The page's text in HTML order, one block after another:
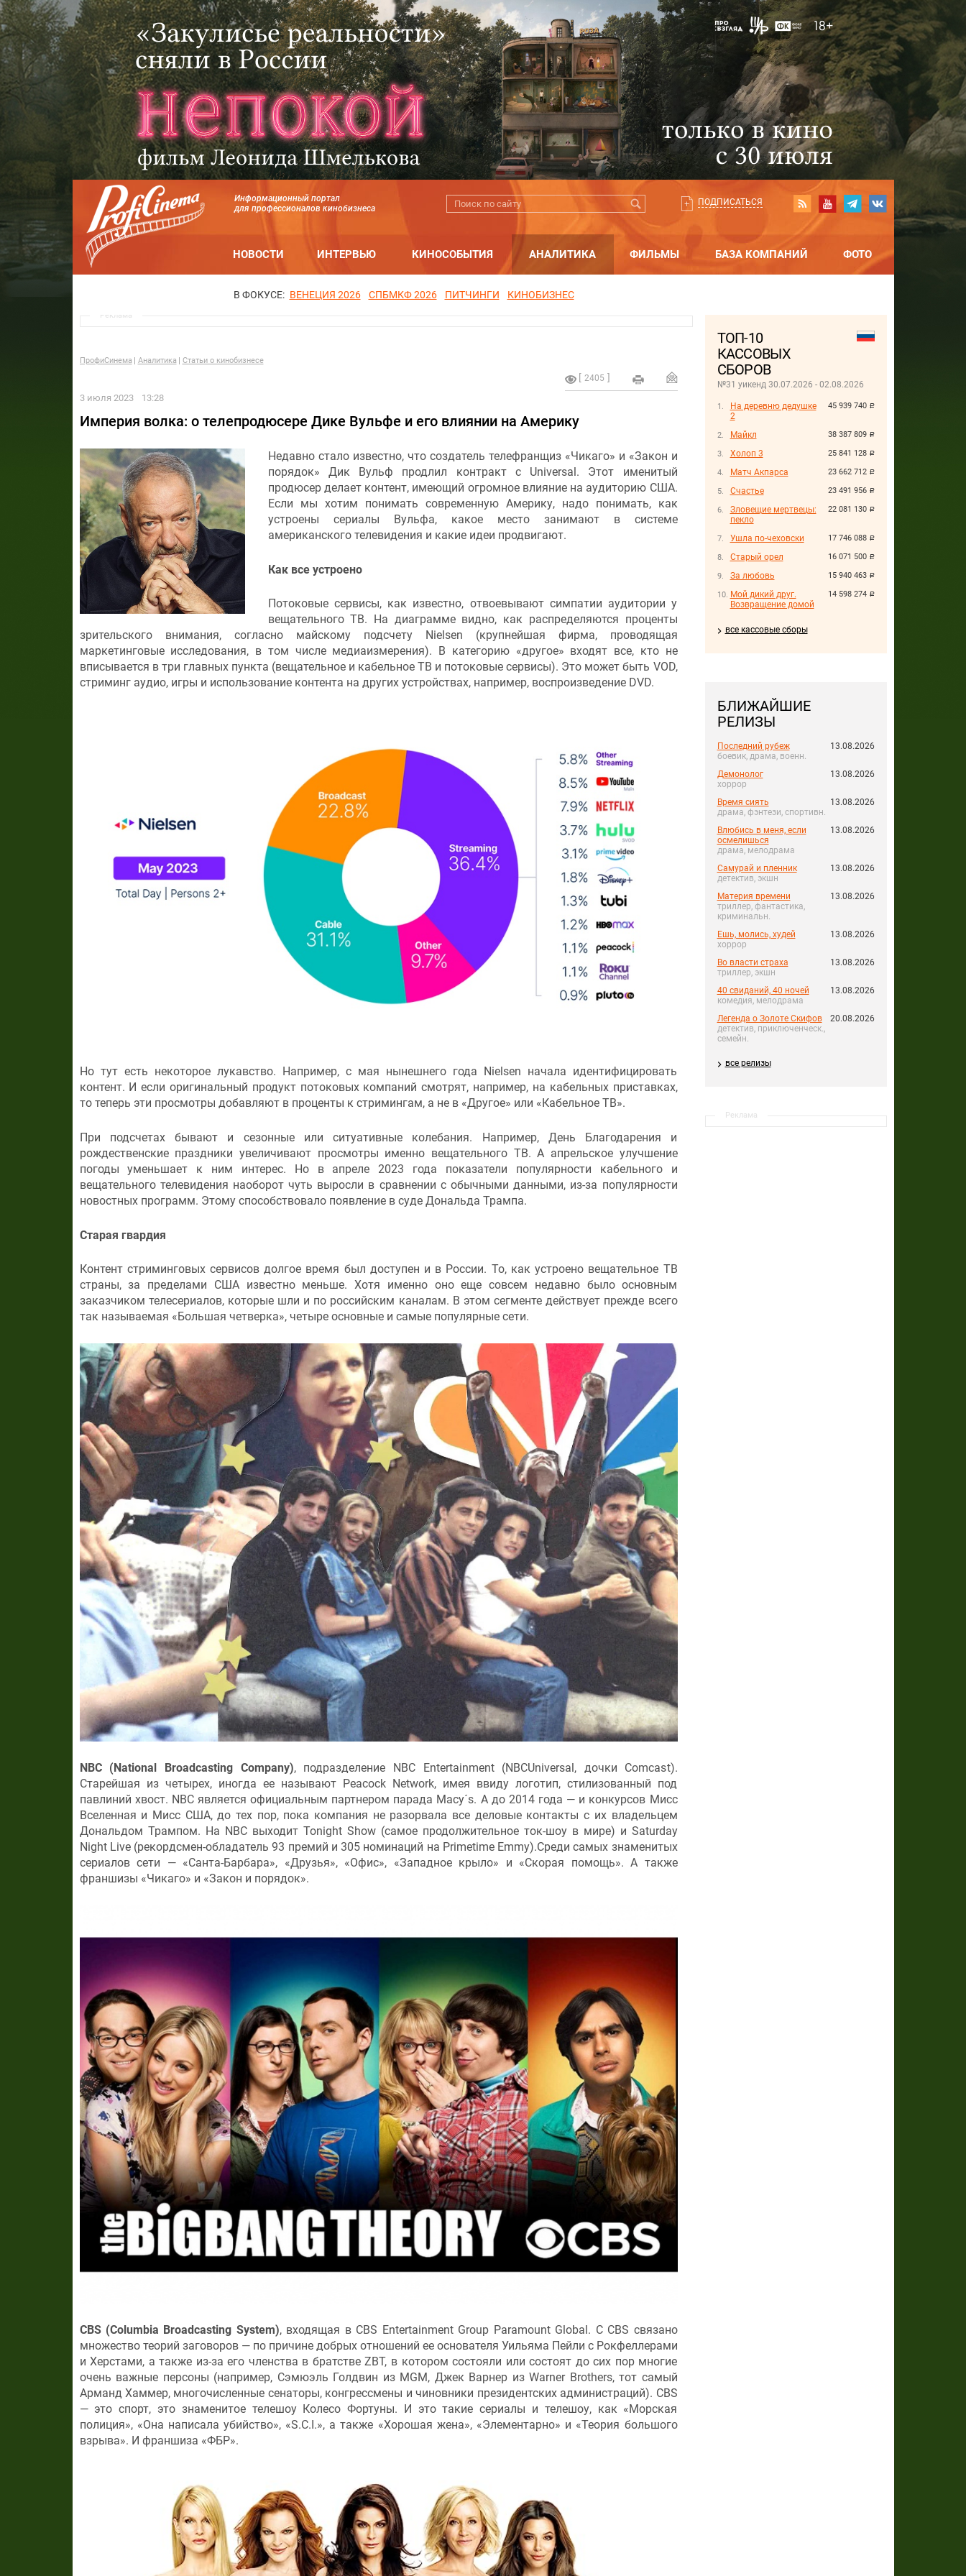
Информационный портал
для профессионалов кинобизнеса
ПОДПИСАТЬСЯ
НОВОСТИ ИНТЕРВЬЮ КИНОСОБЫТИЯ АНАЛИТИКА ФИЛЬМЫ БАЗА КОМПАНИЙ ФОТО
В ФОКУСЕ: ВЕНЕЦИЯ 2026 СПБМКФ 2026 ПИТЧИНГИ КИНОБИЗНЕС
ТОП-10
КАССОВЫХ
СБОРОВ
№31 уикенд 30.07.2026 - 02.08.2026
45 939 740 руб.
На деревню дедушке
2
38 387 809 руб.
Майкл
25 841 128 руб.
Холоп 3
23 662 712 руб.
Матч Акпарса
23 491 956 руб.
Счастье
22 081 130 руб.
Зловещие мертвецы:
пекло
17 746 088 руб.
Ушла по-чеховски
16 071 500 руб.
Старый орел
15 940 463 руб.
За любовь
14 598 274 руб.
Мой дикий друг.
Возвращение домой
все кассовые сборы
БЛИЖАЙШИЕ
РЕЛИЗЫ
Последний рубеж
боевик, драма, военн.
13.08.2026
Демонолог
хоррор
13.08.2026
Время сиять
драма, фэнтези, спортивн.
13.08.2026
Влюбись в меня, если
осмелишься
драма, мелодрама
13.08.2026
Самурай и пленник
детектив, экшн
13.08.2026
Материя времени
триллер, фантастика,
криминальн.
13.08.2026
Ешь, молись, худей
хоррор
13.08.2026
Во власти страха
триллер, экшн
13.08.2026
40 свиданий, 40 ночей
комедия, мелодрама
13.08.2026
Легенда о Золоте Скифов
детектив, приключенческ.,
семейн.
20.08.2026
все релизы
Реклама
Реклама
ПрофиСинема Аналитика Статьи о кинобизнесе
2405
3 июля 2023 13:28
Империя волка: о телепродюсере Дике Вульфе и его влиянии на Америку
Недавно стало известно, что создатель телефранщиз «Чикаго» и «Закон и
порядок» Дик Вульф продлил контракт с Universal. Этот именитый
продюсер делает контент, имеющий огромное влияние на аудиторию США.
Если мы хотим понимать современную Америку, надо понимать, как
устроены сериалы Вульфа, какое место занимают в системе
американского телевидения и какие идеи продвигают.
Как все устроено
Потоковые сервисы, как известно, отвоевывают симпатии аудитории у
вещательного ТВ. На диаграмме видно, как распределяются проценты
зрительского внимания, согласно майскому подсчету Nielsen (крупнейшая фирма, проводящая
маркетинговые исследования, в том числе медиаизмерения). В категорию «другое» входят все, кто не
вписывается в три главных пункта (вещательное и кабельное ТВ и потоковые сервисы). Это может быть VOD,
стриминг аудио, игры и использование контента на других устройствах, например, воспроизведение DVD.
Но тут есть некоторое лукавство. Например, с мая нынешнего года Nielsen начала идентифицировать
контент. И если оригинальный продукт потоковых компаний смотрят, например, на кабельных приставках,
то теперь эти просмотры добавляют в проценты к стримингам, а не в «Другое» или «Кабельное ТВ».
При подсчетах бывают и сезонные или ситуативные колебания. Например, День Благодарения и
рождественские праздники увеличивают просмотры именно вещательного ТВ. А апрельское улучшение
погоды уменьшает к ним интерес. Но в апреле 2023 года показатели популярности кабельного и
вещательного телевидения наоборот чуть выросли в сравнении с обычными данными, из-за популярности
новостных программ. Этому способствовало появление в суде Дональда Трампа.
Старая гвардия
Контент стриминговых сервисов долгое время был доступен и в России. То, как устроено вещательное ТВ
страны, за пределами США известно меньше. Хотя именно оно еще совсем недавно было основным
заказчиком телесериалов, которые шли и по российским каналам. В этом сегменте действует прежде всего
так называемая «Большая четверка», четыре основные и самые популярные сети.
NBC (National Broadcasting Company), подразделение NBC Entertainment (NBCUniversal, дочки Comcast).
Старейшая из четырех, иногда ее называют Peacock Network, имея ввиду логотип, стилизованный под
павлиний хвост. NBC является официальным партнером парада Macy´s. А до 2014 года — и конкурсов Мисс
Вселенная и Мисс США, до тех пор, пока компания не разорвала все деловые контакты с их владельцем
Дональдом Трампом. На NBC выходит Tonight Show (самое продолжительное ток-шоу в мире) и Saturday
Night Live (рекордсмен-обладатель 93 премий и 305 номинаций на Primetime Emmy).Среди самых знаменитых
сериалов сети — «Санта-Барбара», «Друзья», «Офис», «Западное крыло» и «Скорая помощь». А также
франшизы «Чикаго» и «Закон и порядок».
CBS (Columbia Broadcasting System), входящая в CBS Entertainment Group Paramount Global. С CBS связано
множество теорий заговоров — по причине добрых отношений ее основателя Уильяма Пейли с Рокфеллерами
и Херстами, а также из-за его членства в братстве ZBT, в котором состояли или состоят до сих пор многие
очень важные персоны (например, Сэмюэль Голдвин из MGM, Джек Варнер из Warner Brothers, тот самый
Арманд Хаммер, многочисленные сенаторы, конгрессмены и чиновники президентских администраций). CBS
— это спорт, это знаменитое телешоу Колесо Фортуны. И это такие сериалы и телешоу, как «Морская
полиция», «Она написала убийство», «S.C.I.», а также «Хорошая жена», «Элементарно» и «Теория большого
взрыва». И франшиза «ФБР».